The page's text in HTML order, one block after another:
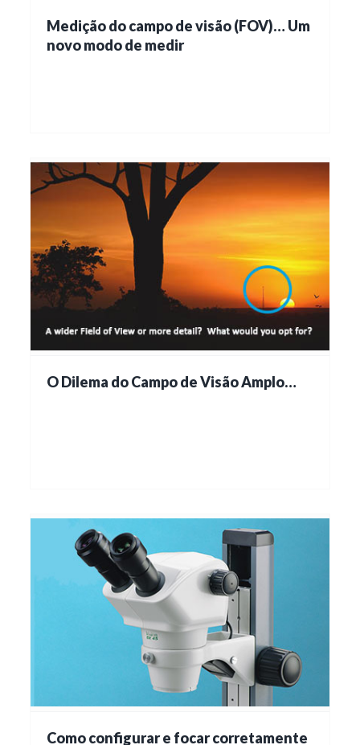
Medição do campo de visão (FOV)… Um
novo modo de medir
O Dilema do Campo de Visão Amplo…
Como configurar e focar corretamente